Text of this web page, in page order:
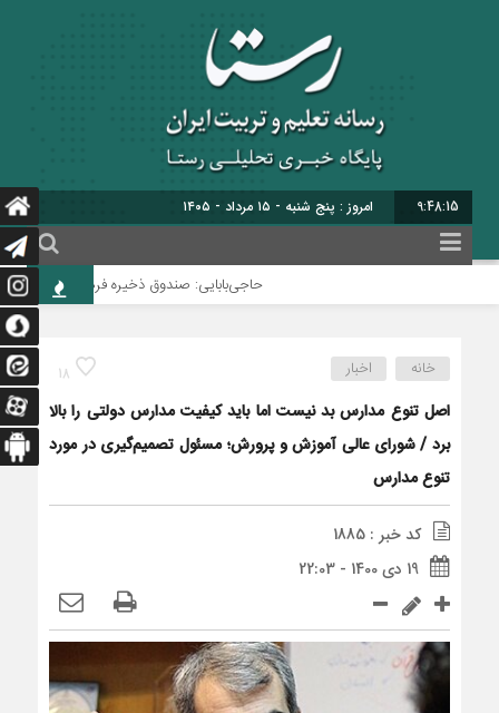
9:48:16 امروز : پنج شنبه - ۱۵ مرداد - ۱۴۰۵
حاجی‌بابایی: صندوق ذخیره فرهنگیان نیازمند
18 خانه اخبار
اصل تنوع مدارس بد نیست اما باید کیفیت مدارس دولتی را بالا
برد / شورای عالی آموزش و پرورش؛ مسئول تصمیم‌‌گیری در مورد
تنوع مدارس
کد خبر : 1885
19 دی 1400 - 22:03